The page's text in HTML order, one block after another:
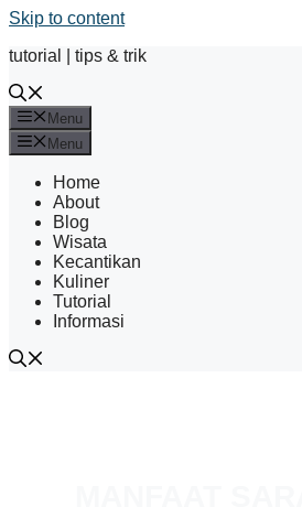
Skip to content
tutorial | tips & trik
Menu
Menu
Home
About
Blog
Wisata
Kecantikan
Kuliner
Tutorial
Informasi